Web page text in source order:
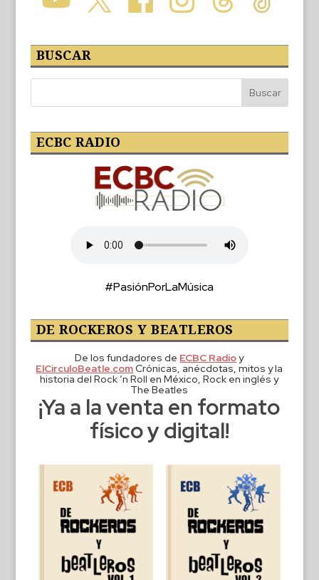
BUSCAR
ECBC RADIO
#PasiónPorLaMúsica
DE ROCKEROS Y BEATLEROS
De los fundadores de ECBC Radioy
ElCirculoBeatle.comCrónicas, anécdotas, mitos y la
historia del Rock ‘n Roll en México, Rock en inglés y
The Beatles
¡Ya a la venta en formato
físico y digital!